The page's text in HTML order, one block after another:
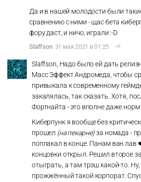
Да и в нашей молодости были
сравнению с ними - щас бета
фору даст, и ничо, играли :-D
Slaffson 31 мая 2021 в 01:25
Slaffson, Надо было ей дать
Масс Эффект Андромеда, чтобы
привыкала к современному
закалялась, так сказать. Хотя,
Фортнайта - это вполне даже норм
Киберпунк я вообще без
прошел (на пекарне)за номада -
поплакал в конце. Панам ван лав
концовки открыл. Решил второе
отыграть, а там трэш какой-то.
прожжённый такой корпорат.